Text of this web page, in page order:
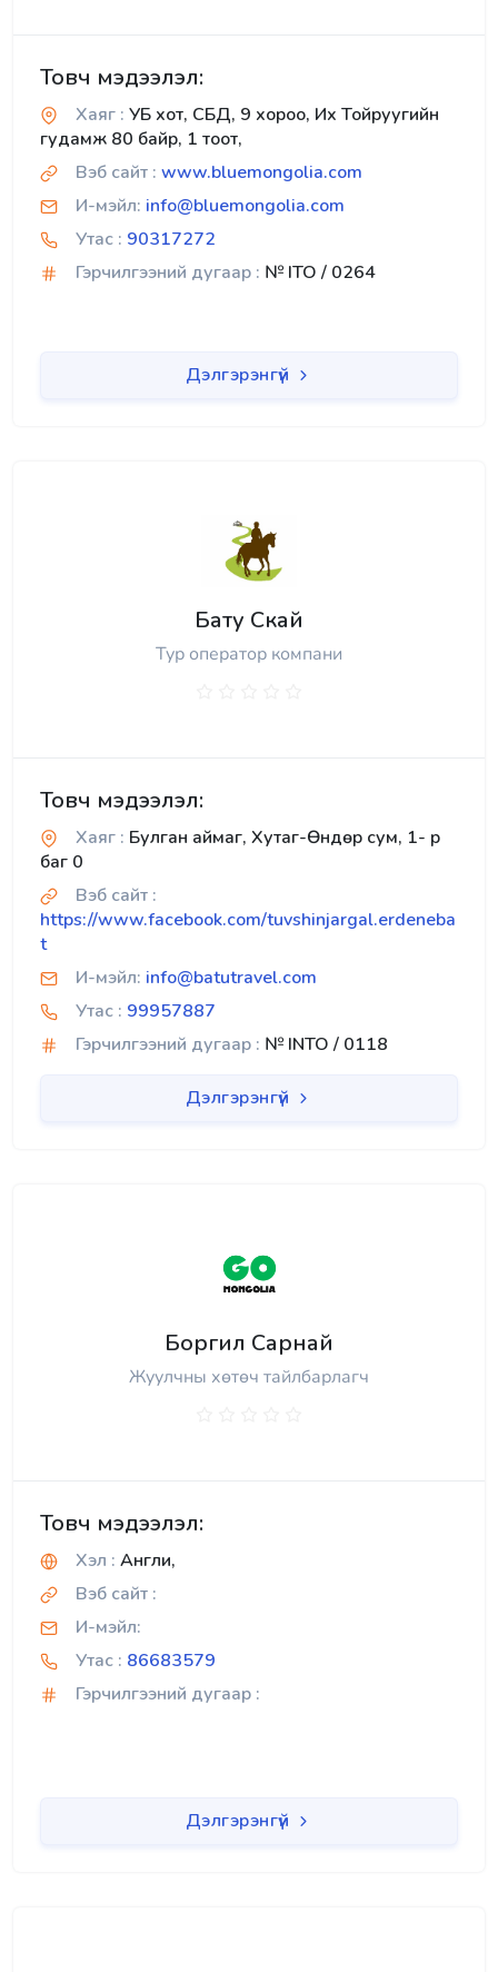
Товч мэдээлэл:
Хаяг : УБ хот, СБД, 9 хороо, Их Тойруугийн
гудамж 80 байр, 1 тоот,
Вэб сайт : www.bluemongolia.com
И-мэйл: info@bluemongolia.com
Утас : 90317272
Гэрчилгээний дугаар : № ITO / 0264
Дэлгэрэнгүй
Бату Скай
Тур оператор компани
Товч мэдээлэл:
Хаяг : Булган аймаг, Хутаг-Өндөр сум, 1- р
баг 0
Вэб сайт :
https://www.facebook.com/tuvshinjargal.erdeneba
t
И-мэйл: info@batutravel.com
Утас : 99957887
Гэрчилгээний дугаар : № INTO / 0118
Дэлгэрэнгүй
Боргил Сарнай
Жуулчны хөтөч тайлбарлагч
Товч мэдээлэл:
Хэл : Англи,
Вэб сайт :
И-мэйл:
Утас : 86683579
Гэрчилгээний дугаар :
Дэлгэрэнгүй